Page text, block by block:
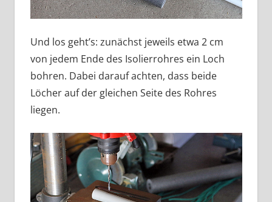
Und los geht’s: zunächst jeweils etwa 2 cm
von jedem Ende des Isolierrohres ein Loch
bohren. Dabei darauf achten, dass beide
Löcher auf der gleichen Seite des Rohres
liegen.